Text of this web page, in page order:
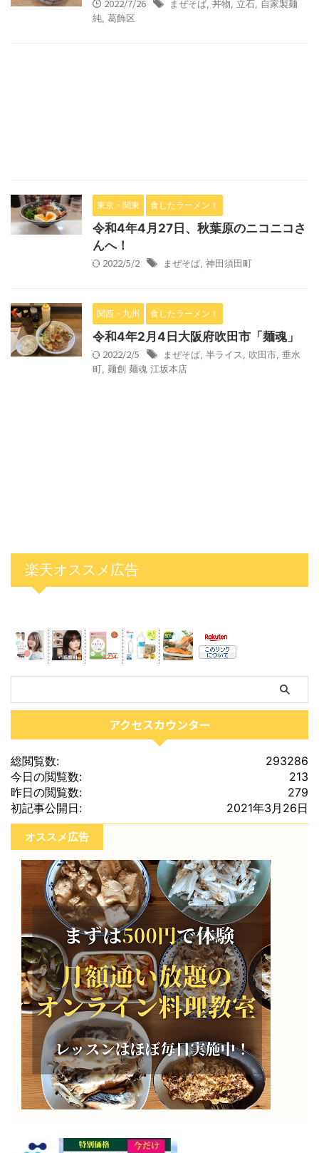
2022/7/26 まぜそば 丼物 立石 自家製麺
純 葛飾区
東京・関東 食したラーメン！
令和4年4月27日、秋葉原のニコニコさ
んへ！
2022/5/2 まぜそば 神田須田町
関西・九州 食したラーメン！
令和4年2月4日大阪府吹田市「麺魂」
2022/2/5 まぜそば 半ライス 吹田市 垂水
町 麺創 麺魂 江坂本店
楽天オススメ広告
アクセスカウンター
293286
総閲覧数:
213
今日の閲覧数:
279
昨日の閲覧数:
2021年3月26日
初記事公開日:
オススメ広告